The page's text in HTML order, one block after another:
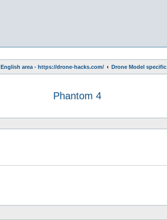
English area - https://drone-hacks.com/ Drone Model specific
Phantom 4